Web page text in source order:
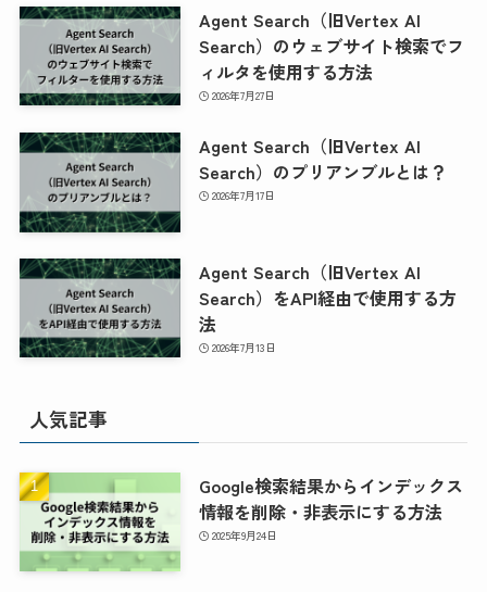
Agent Search（旧Vertex AI
Search）のウェブサイト検索でフ
ィルタを使用する方法
2026年7月27日
Agent Search（旧Vertex AI
Search）のプリアンブルとは？
2026年7月17日
Agent Search（旧Vertex AI
Search）をAPI経由で使用する方
法
2026年7月13日
人気記事
Google検索結果からインデックス
情報を削除・非表示にする方法
2025年9月24日